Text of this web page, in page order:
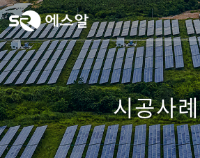
시공사례